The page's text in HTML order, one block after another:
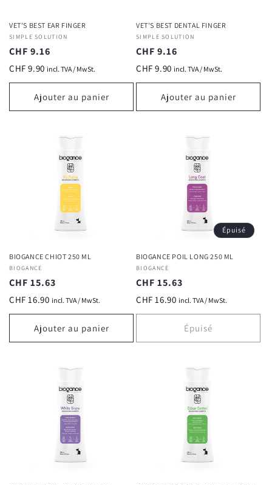
VET'S BEST EAR FINGER
Fournisseur :
SIMPLE SOLUTION
Prix
habituel
CHF 9.16
CHF 9.90 incl. TVA / MwSt.
Ajouter au panier
VET'S BEST DENTAL FINGER
Fournisseur :
SIMPLE SOLUTION
Prix
habituel
CHF 9.16
CHF 9.90 incl. TVA / MwSt.
Ajouter au panier
BIOGANCE CHIOT 250 ML
Fournisseur :
BIOGANCE
Prix
habituel
CHF 15.63
CHF 16.90 incl. TVA / MwSt.
Ajouter au panier
Épuisé
BIOGANCE POIL LONG 250 ML
Fournisseur :
BIOGANCE
Prix
habituel
CHF 15.63
CHF 16.90 incl. TVA / MwSt.
Épuisé